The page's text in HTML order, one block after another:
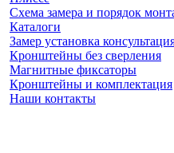
Схема замера и порядок
Каталоги
Замер установка
Кронштейны без сверления
Магнитные фиксаторы
Кронштейны и комплектация
Наши контакты